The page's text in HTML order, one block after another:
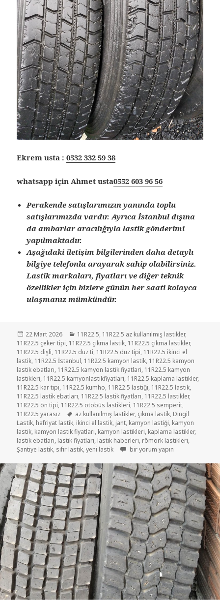
Ekrem usta :0532 332 59 38
whatsapp için Ahmet usta0552 603 96 56
Perakende satışlarımızın yanında toplu
satışlarımızda vardır. Ayrıca İstanbul dışına
da ambarlar aracılığıyla lastik gönderimi
yapılmaktadır.
Aşağıdaki iletişim bilgilerinden daha detaylı
bilgiye telefonla arayarak sahip olabilirsiniz.
Lastik markaları, fiyatları ve diğer teknik
özellikler için bizlere günün her saati kolayca
ulaşmanız mümkündür.
Yayın
tarihi
22 Mart 2026 Kategoriler
11R22.5, 11R22.5 az kullanılmış lastikler,
11R22.5 çeker tipi, 11R22.5 çıkma lastik, 11R22.5 çıkma lastikler,
11R22.5 dişli, 11R22.5 düz ti, 11R22.5 düz tipi, 11R22.5 ikinci el
lastik, 11R22.5 İstanbul, 11R22.5 kamyon lastik, 11R22.5 kamyon
lastik ebatları, 11R22.5 kamyon lastik fiyatlari, 11R22.5 kamyon
lastikleri, 11R22.5 kamyonlastikfiyatlari, 11R22.5 kaplama lastikler,
11R22.5 kar tipi, 11R22.5 kumho, 11R22.5 lastiği, 11R22.5 lastik,
11R22.5 lastik ebatları, 11R22.5 lastik fiyatları, 11R22.5 lastikler,
11R22.5 ön tipi, 11R22.5 otobüs lastikleri, 11R22.5 semperit,
11R22.5 yarasız
Etiketler
az kullanılmış lastikler, çıkma lastik, Dingil
Lastik, hafriyat lastik, ikinci el lastik, jant, kamyon lastiği, kamyon
lastik, kamyon lastik fiyatları, kamyon lastikleri, kaplama lastikler,
lastik ebatları, lastik fiyatları, lastik haberleri, römork lastikleri,
Şantiye lastik, sıfır lastik,yeni lastik 11R22.5 İKİNCİ EL ÇIKMA
bir yorum yapın